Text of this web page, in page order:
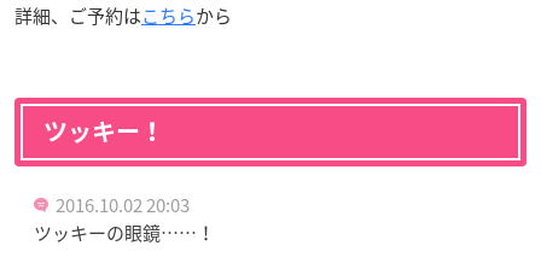
詳細、ご予約はこちらから
ツッキー！
2016.10.02 20:03
ツッキーの眼鏡……！